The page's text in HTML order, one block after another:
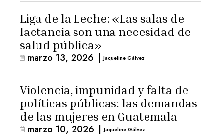
Liga de la Leche: «Las salas de
lactancia son una necesidad de
salud pública»
marzo 13, 2026 | Jaqueline Gálvez
Violencia, impunidad y falta de
políticas públicas: las demandas
de las mujeres en Guatemala
marzo 10, 2026 | Jaqueline Gálvez